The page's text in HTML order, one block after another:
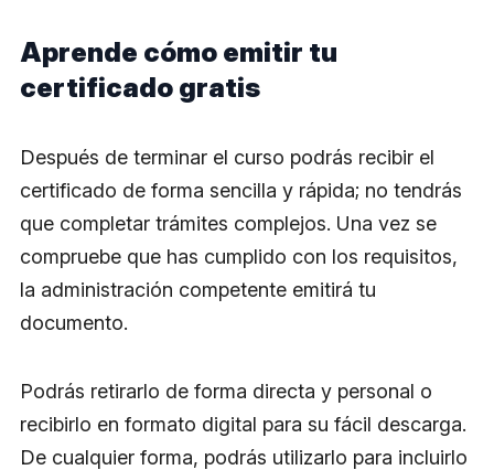
Aprende cómo emitir tu
certificado gratis
Después de terminar el curso podrás recibir el
certificado de forma sencilla y rápida; no tendrás
que completar trámites complejos. Una vez se
compruebe que has cumplido con los requisitos,
la administración competente emitirá tu
documento.
Podrás retirarlo de forma directa y personal o
recibirlo en formato digital para su fácil descarga.
De cualquier forma, podrás utilizarlo para incluirlo